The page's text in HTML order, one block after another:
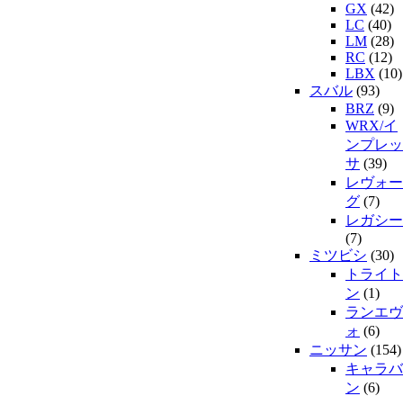
GX (42)
LC (40)
LM (28)
RC (12)
LBX (10)
スバル (93)
BRZ (9)
WRX/イ
ンプレッ
サ (39)
レヴォー
グ (7)
レガシー
(7)
ミツビシ (30)
トライト
ン (1)
ランエヴ
ォ (6)
ニッサン (154)
キャラバ
ン (6)